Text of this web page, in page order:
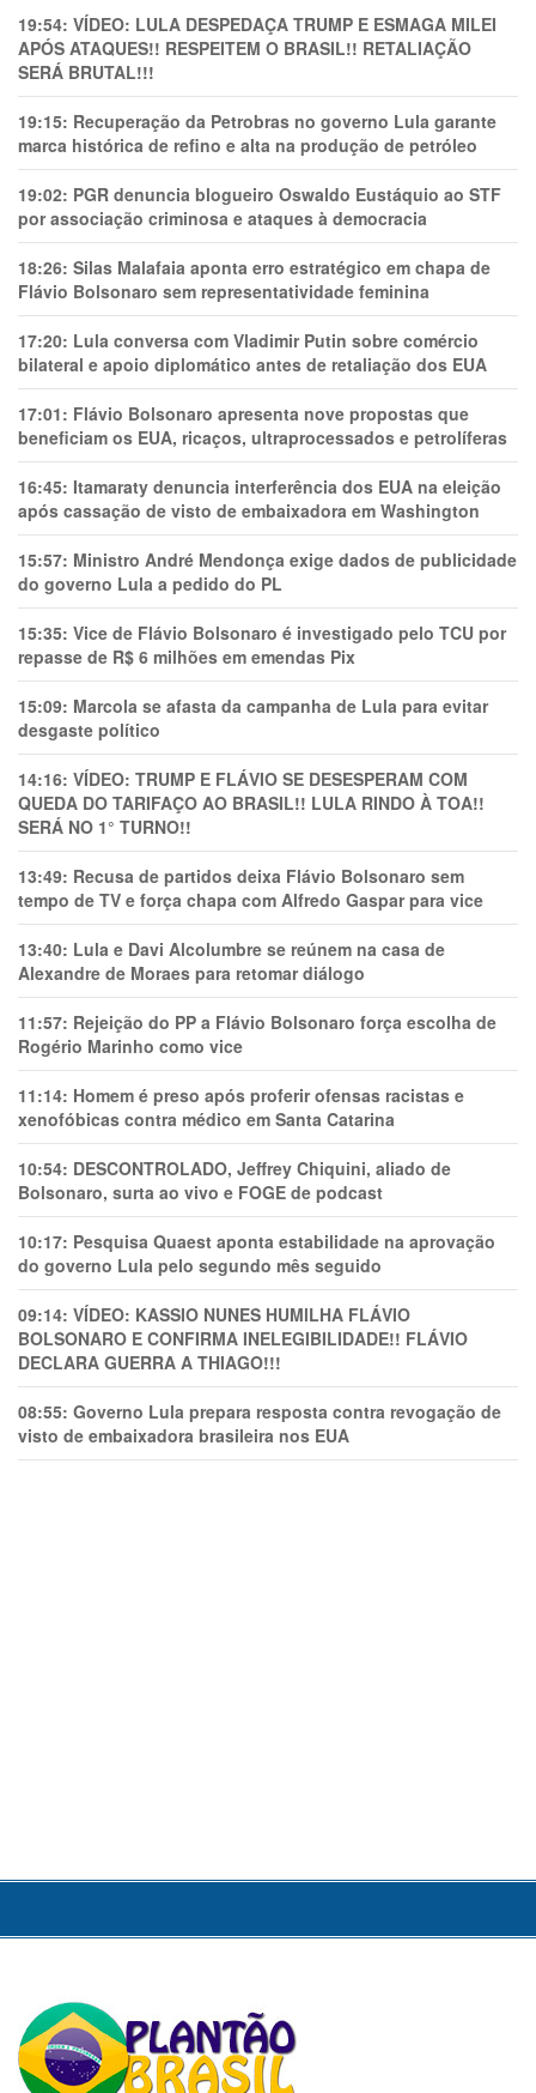
19:54: VÍDEO: LULA DESPEDAÇA TRUMP E ESMAGA MILEI
APÓS ATAQUES!! RESPEITEM O BRASIL!! RETALIAÇÃO
SERÁ BRUTAL!!!
19:15: Recuperação da Petrobras no governo Lula garante
marca histórica de refino e alta na produção de petróleo
19:02: PGR denuncia blogueiro Oswaldo Eustáquio ao STF
por associação criminosa e ataques à democracia
18:26: Silas Malafaia aponta erro estratégico em chapa de
Flávio Bolsonaro sem representatividade feminina
17:20: Lula conversa com Vladimir Putin sobre comércio
bilateral e apoio diplomático antes de retaliação dos EUA
17:01: Flávio Bolsonaro apresenta nove propostas que
beneficiam os EUA, ricaços, ultraprocessados e petrolíferas
16:45: Itamaraty denuncia interferência dos EUA na eleição
após cassação de visto de embaixadora em Washington
15:57: Ministro André Mendonça exige dados de publicidade
do governo Lula a pedido do PL
15:35: Vice de Flávio Bolsonaro é investigado pelo TCU por
repasse de R$ 6 milhões em emendas Pix
15:09: Marcola se afasta da campanha de Lula para evitar
desgaste político
14:16: VÍDEO: TRUMP E FLÁVIO SE DESESPERAM COM
QUEDA DO TARIFAÇO AO BRASIL!! LULA RINDO À TOA!!
SERÁ NO 1° TURNO!!
13:49: Recusa de partidos deixa Flávio Bolsonaro sem
tempo de TV e força chapa com Alfredo Gaspar para vice
13:40: Lula e Davi Alcolumbre se reúnem na casa de
Alexandre de Moraes para retomar diálogo
11:57: Rejeição do PP a Flávio Bolsonaro força escolha de
Rogério Marinho como vice
11:14: Homem é preso após proferir ofensas racistas e
xenofóbicas contra médico em Santa Catarina
10:54: DESCONTROLADO, Jeffrey Chiquini, aliado de
Bolsonaro, surta ao vivo e FOGE de podcast
10:17: Pesquisa Quaest aponta estabilidade na aprovação
do governo Lula pelo segundo mês seguido
09:14: VÍDEO: KASSIO NUNES HUMlLHA FLÁVIO
BOLSONARO E CONFIRMA INELEGIBILIDADE!! FLÁVIO
DECLARA GUERRA A THIAGO!!!
08:55: Governo Lula prepara resposta contra revogação de
visto de embaixadora brasileira nos EUA